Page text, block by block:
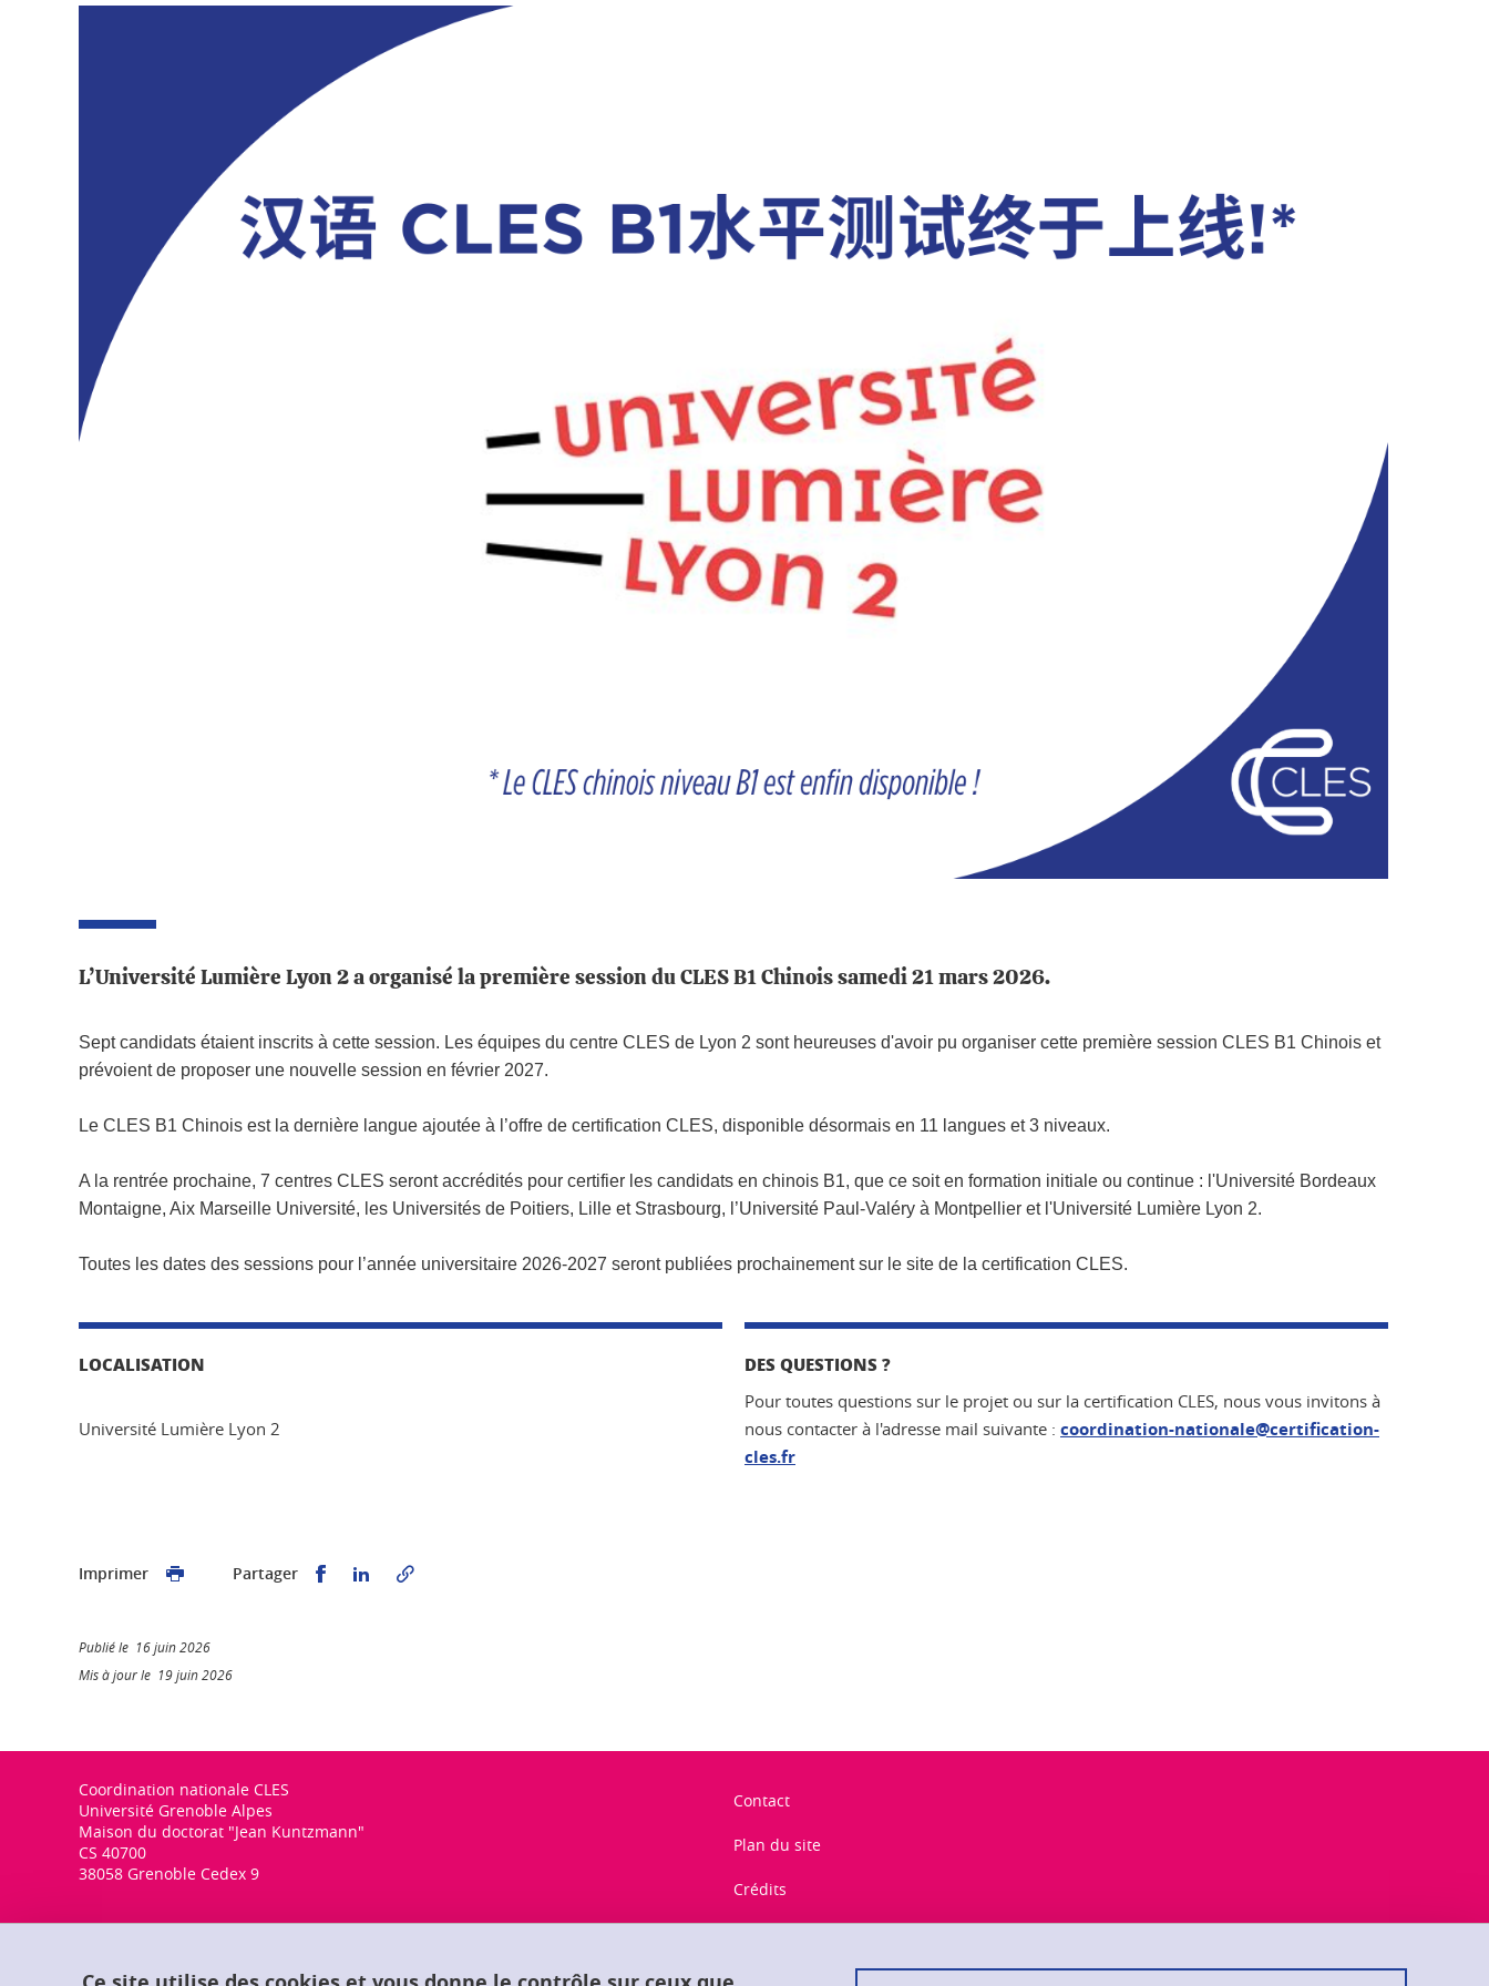
L’Université Lumière Lyon 2 a organisé la première session du CLES B1 Chinois samedi 21 mars 2026.
Sept candidats étaient inscrits à cette session. Les équipes du centre CLES de Lyon 2 sont heureuses d'avoir pu organiser cette première session CLES B1 Chinois et
prévoient de proposer une nouvelle session en février 2027.
Le CLES B1 Chinois est la dernière langue ajoutée à l’offre de certification CLES, disponible désormais en 11 langues et 3 niveaux.
A la rentrée prochaine, 7 centres CLES seront accrédités pour certifier les candidats en chinois B1, que ce soit en formation initiale ou continue : l'Université Bordeaux
Montaigne, Aix Marseille Université, les Universités de Poitiers, Lille et Strasbourg, l’Université Paul-Valéry à Montpellier et l'Université Lumière Lyon 2.
Toutes les dates des sessions pour l’année universitaire 2026-2027 seront publiées prochainement sur le site de la certification CLES.
LOCALISATION
Université Lumière Lyon 2
DES QUESTIONS ?
Pour toutes questions sur le projet ou sur la certification CLES, nous vous invitons à
nous contacter à l'adresse mail suivante : coordination-nationale@certification-
cles.fr
Imprimer Partager Partager sur Facebook
Partager sur LinkedIn
Publié le 16 juin 2026
Mis à jour le 19 juin 2026
Coordination nationale CLES
Université Grenoble Alpes
Maison du doctorat "Jean Kuntzmann"
CS 40700
38058 Grenoble Cedex 9
Contact
Plan du site
Crédits
Données personnelles